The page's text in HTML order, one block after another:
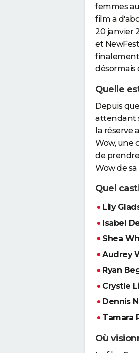
femmes
film a
20 janvier
et
finalement
désormais
Quelle
Depuis
attendant
la réserve
Wow, une
de
Wow de
Quel
Lily
Isabel
Shea
Audrey
Ryan
Crystle
Dennis
Tamara
Où